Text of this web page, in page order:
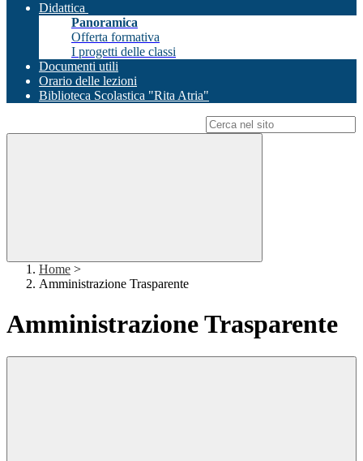
Didattica
Panoramica
Offerta formativa
I progetti delle classi
Documenti utili
Orario delle lezioni
Biblioteca Scolastica "Rita Atria"
Home >
Amministrazione Trasparente
Amministrazione Trasparente